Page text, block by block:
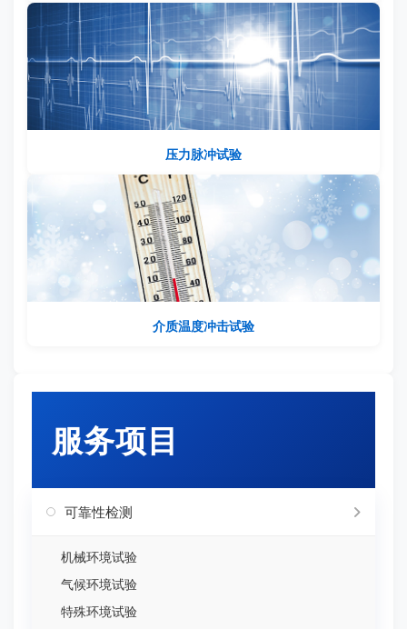
压力脉冲试验
介质温度冲击试验
服务项目
可靠性检测
机械环境试验
气候环境试验
特殊环境试验